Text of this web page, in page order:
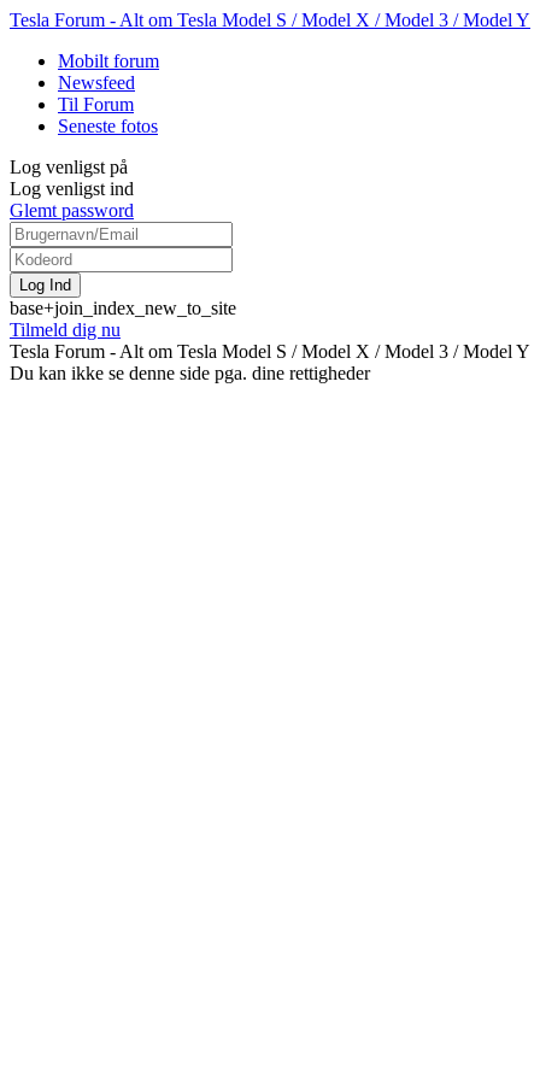
Tesla Forum - Alt om Tesla Model S / Model X / Model 3 / Model Y
Mobilt forum
Newsfeed
Til Forum
Seneste fotos
Log venligst på
Log venligst ind
Glemt password
base+join_index_new_to_site
Tilmeld dig nu
Tesla Forum - Alt om Tesla Model S / Model X / Model 3 / Model Y
Du kan ikke se denne side pga. dine rettigheder